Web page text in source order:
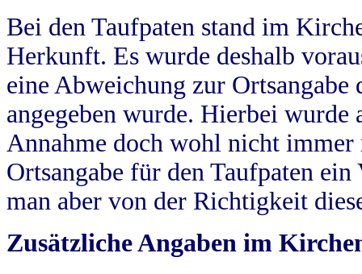
Bei den Taufpaten stand im
Herkunft. Es wurde deshalb
eine Abweichung zur
angegeben wurde. Hierbei wurde
Annahme doch wohl nicht
Ortsangabe für den Taufpaten
man aber von der Richtigkeit
Zusätzliche Angaben im